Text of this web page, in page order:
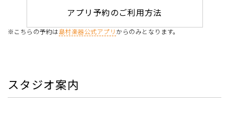
アプリ予約のご利用方法
※こちらの予約は島村楽器公式アプリ からのみとなります。
スタジオ案内